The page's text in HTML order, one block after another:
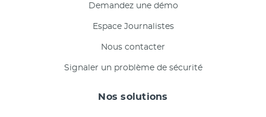
Demandez une démo
Espace Journalistes
Nous contacter
Signaler un problème de sécurité
Nos solutions